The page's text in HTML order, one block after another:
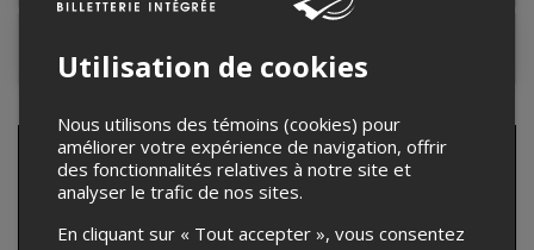
Utilisation de cookies
Nous utilisons des témoins (cookies) pour
améliorer votre expérience de navigation, offrir
des fonctionnalités relatives à notre site et
analyser le trafic de nos sites.
En cliquant sur « Tout accepter », vous consentez